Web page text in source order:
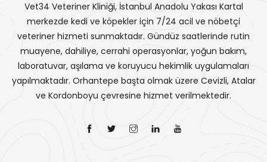
Vet34 Veteriner Kliniği, İstanbul Anadolu Yakası Kartal
merkezde kedi ve köpekler için 7/24 acil ve nöbetçi
veteriner hizmeti sunmaktadır. Gündüz saatlerinde rutin
muayene, dahiliye, cerrahi operasyonlar, yoğun bakım,
laboratuvar, aşılama ve koruyucu hekimlik uygulamaları
yapılmaktadır. Orhantepe başta olmak üzere Cevizli, Atalar
ve Kordonboyu çevresine hizmet verilmektedir.